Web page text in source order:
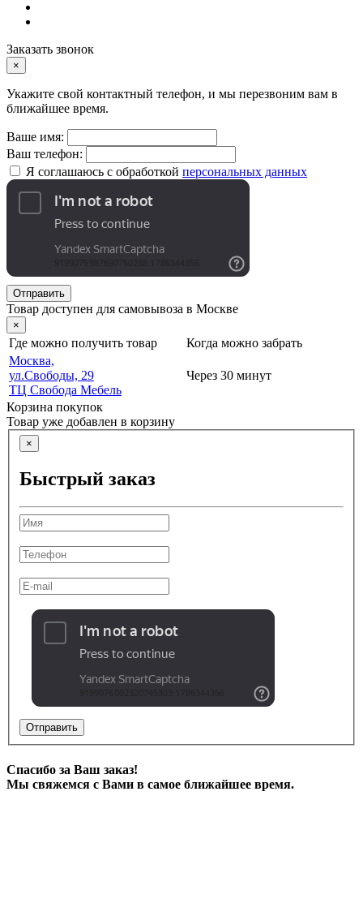
Заказать звонок
×
Укажите свой контактный телефон, и мы перезвоним вам в
ближайшее время.
Ваше имя:
Ваш телефон:
Я соглашаюсь с обработкой персональных данных
Отправить
Товар доступен для самовывоза в Москве
×
Где можно получить товар
Когда можно забрать
Москва,
ул.Свободы, 29
ТЦ Свобода Мебель
Через 30 минут
Корзина покупок
Товар уже добавлен в корзину
×
Быстрый заказ
Отправить
Спасибо за Ваш заказ!
Мы свяжемся с Вами в самое ближайшее время.